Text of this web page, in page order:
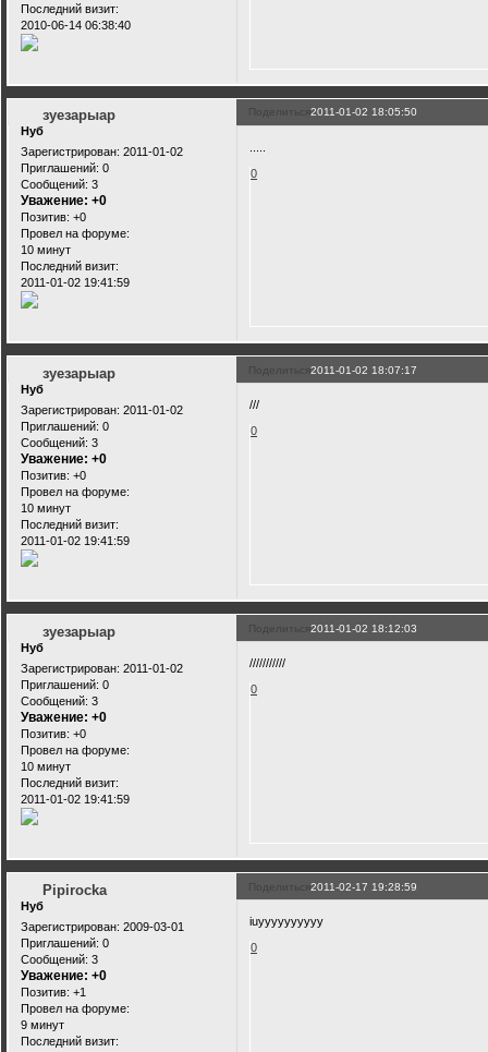
Последний визит:
2010-06-14 06:38:40
Поделиться2011-01-02 18:05:50
зуезарыар
Нуб
Зарегистрирован: 2011-01-02
Приглашений: 0
Сообщений: 3
Уважение: +0
Позитив: +0
Провел на форуме:
10 минут
Последний визит:
2011-01-02 19:41:59
0
Поделиться2011-01-02 18:07:17
зуезарыар
Нуб
Зарегистрирован: 2011-01-02
Приглашений: 0
Сообщений: 3
Уважение: +0
Позитив: +0
Провел на форуме:
10 минут
Последний визит:
2011-01-02 19:41:59
///
0
Поделиться2011-01-02 18:12:03
зуезарыар
Нуб
Зарегистрирован: 2011-01-02
Приглашений: 0
Сообщений: 3
Уважение: +0
Позитив: +0
Провел на форуме:
10 минут
Последний визит:
2011-01-02 19:41:59
///////////
0
Поделиться2011-02-17 19:28:59
Pipirocka
Нуб
Зарегистрирован: 2009-03-01
Приглашений: 0
Сообщений: 3
Уважение: +0
Позитив: +1
Провел на форуме:
9 минут
Последний визит:
iuyyyyyyyyyy
0